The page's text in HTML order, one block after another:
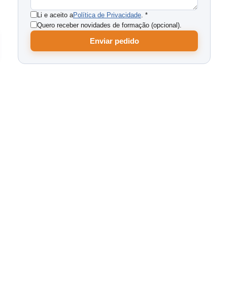
Li e aceito aPolítica de Privacidade. *
Quero receber novidades de formação (opcional).
Enviar pedido